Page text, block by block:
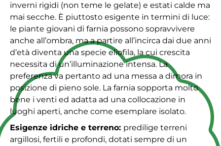
inverni rigidi (non teme le gelate) e estati calde ma
mai secche. È piuttosto esigente in termini di luce:
le piante giovani di farnia possono sopravvivere
anche all’ombra, ma a partire all’incirca dai due anni
d’età diventa una specie eliofila, la cui crescita
necessita di un’illuminazione intensa. La
preferenza va pertanto ad una messa a dimora in
posizione di pieno sole. La farnia sopporta molto
bene i venti ed adatta ad una collocazione in
luoghi aperti, anche come esemplare isolato.
Esigenze idriche e terreno: predilige terreni
argillosi, fertili e profondi, dotati sempre di un